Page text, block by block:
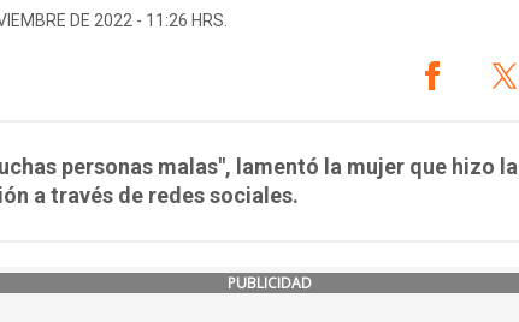
DE 2022 - 11:26 HRS.
personas malas", lamentó la mujer que hizo la
a través de redes sociales.
PUBLICIDAD